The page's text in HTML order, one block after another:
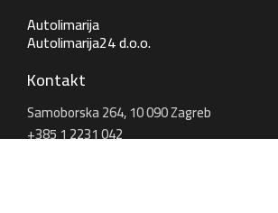
Autolimarija
Autolimarija24 d.o.o.
Kontakt
Samoborska 264, 10 090 Zagreb
+385 1 2231 042